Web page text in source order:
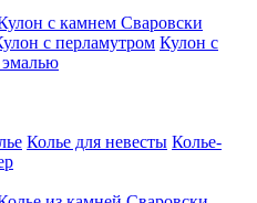
с камнем Сваровски
с перламутром Кулон с
Колье для невесты Колье-